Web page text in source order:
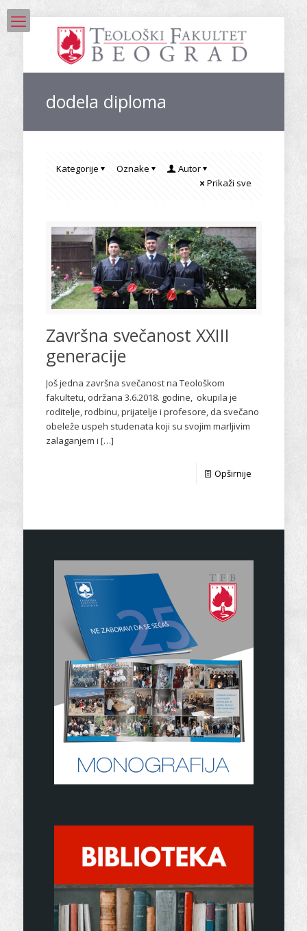
dodela diploma
Kategorije Oznake
Autor
Prikaži sve
Završna svečanost XXIII
generacije
Još jedna završna svečanost na Teološkom
fakultetu, održana 3.6.2018. godine, okupila je
roditelje, rodbinu, prijatelje i profesore, da svečano
obeleže uspeh studenata koji su svojim marljivim
zalaganjem i […]
Opširnije